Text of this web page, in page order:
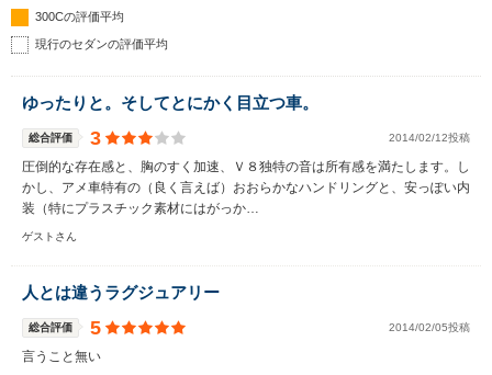
300Cの評価平均
現行のセダンの評価平均
ゆったりと。そしてとにかく目立つ車。
総合評価 3 2014/02/12投稿
圧倒的な存在感と、胸のすく加速、Ｖ８独特の音は所有感を満たします。し
かし、アメ車特有の（良く言えば）おおらかなハンドリングと、安っぽい内
装（特にプラスチック素材にはがっか…
ゲストさん
人とは違うラグジュアリー
総合評価 5 2014/02/05投稿
言うこと無い